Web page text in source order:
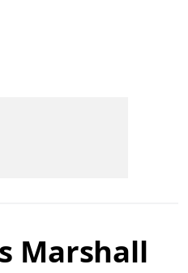
Marshall